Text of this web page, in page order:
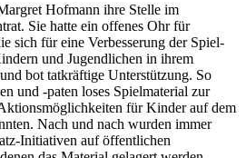
Hofmann ihre Stelle im
Sie hatte ein offenes Ohr für
sich für eine Verbesserung der Spiel-
und Jugendlichen in ihrem
bot tatkräftige Unterstützung. So
und -paten loses Spielmaterial zur
für Kinder auf dem
Nach und nach wurden immer
Initiativen auf öffentlichen